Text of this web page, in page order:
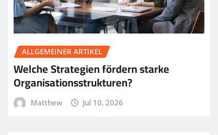
ALLGEMEINER ARTIKEL
Welche Strategien fördern starke
Organisationsstrukturen?
Matthew Jul 10, 2026